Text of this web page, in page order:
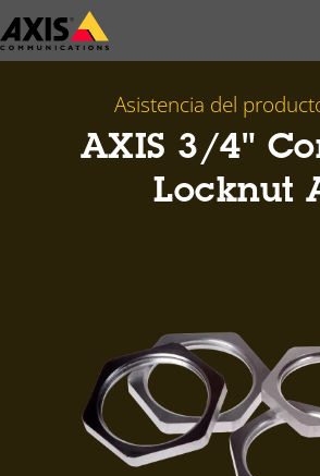
Saltar
al
Asistencia del
AXIS 3/4"
Locknut